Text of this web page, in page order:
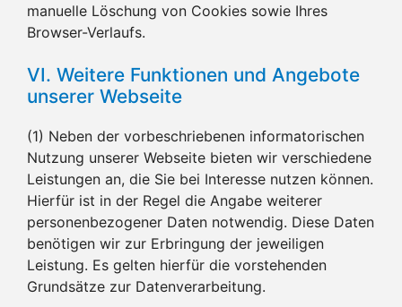
manuelle Löschung von Cookies sowie Ihres
Browser-Verlaufs.
VI. Weitere Funktionen und Angebote
unserer Webseite
(1) Neben der vorbeschriebenen informatorischen
Nutzung unserer Webseite bieten wir verschiedene
Leistungen an, die Sie bei Interesse nutzen können.
Hierfür ist in der Regel die Angabe weiterer
personenbezogener Daten notwendig. Diese Daten
benötigen wir zur Erbringung der jeweiligen
Leistung. Es gelten hierfür die vorstehenden
Grundsätze zur Datenverarbeitung.